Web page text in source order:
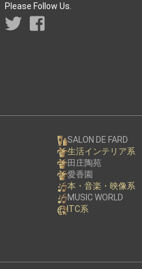
カートへ進む
Please Follow Us.
SALON DE FARD
生活インテリア系
田庄陶苑
愛香園
本・音楽・映像系
MUSIC WORLD
ITC系